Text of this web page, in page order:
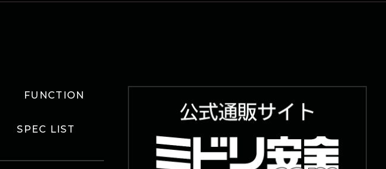
FUNCTION
SPEC LIST